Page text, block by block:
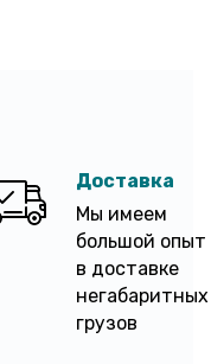
Доставка
Мы имеем
большой опыт
в доставке
негабаритных
грузов